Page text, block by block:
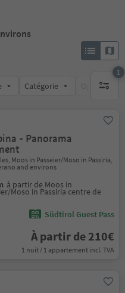
Catégorie Options de
1
1 filtre
- Panorama
Moos in Passeier/Moso in Passiria,
and environs
à partir de Moos in
Moso in Passiria centre de
Südtirol Guest Pass
À partir de 210€
1 nuit / 1 appartement incl. TVA